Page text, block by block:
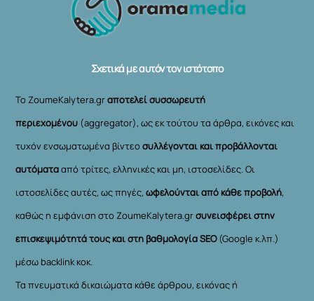
To
Σχετικά με αυτόν τον ιστότοπο
Το ZoumeKalytera.grαποτελεί συσσωρευτή
περιεχομένου (aggregator), ως εκ τούτου τα άρθρα, εικόνες και
τυχόν ενσωματωμένα βίντεοσυλλέγονται και προβάλλονται
αυτόματααπό τρίτες, ελληνικές και μη, ιστοσελίδες. Οι
ιστοσελίδες αυτές, ως πηγές,ωφελούνται από κάθε προβολή,
καθώς η εμφάνιση στο ZoumeKalytera.grσυνεισφέρει στην
επισκεψιμότητά τους και στη βαθμολογία SEO(Google κ.λπ.)
μέσω backlink κοκ.
Τα πνευματικά δικαιώματα κάθε άρθρου, εικόνας ή